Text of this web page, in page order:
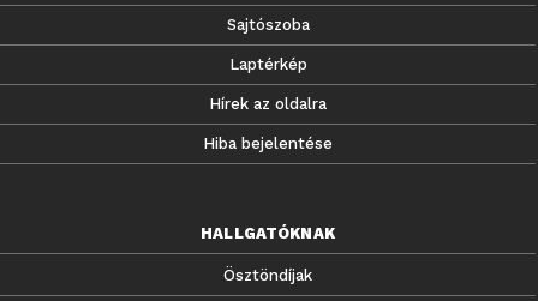
Sajtószoba
Laptérkép
Hírek az oldalra
Hiba bejelentése
HALLGATÓKNAK
Ösztöndíjak